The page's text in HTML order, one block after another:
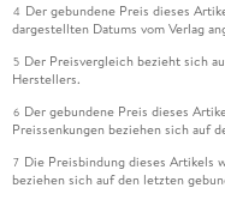
4 Der gebundene Preis dieses
dargestellten Datums vom Verlag
5 Der Preisvergleich bezieht sich
Herstellers.
6 Der gebundene Preis dieses
Preissenkungen beziehen sich auf
7 Die Preisbindung dieses Artikels
beziehen sich auf den letzten